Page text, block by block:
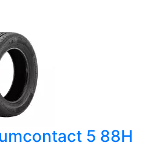
5 88H